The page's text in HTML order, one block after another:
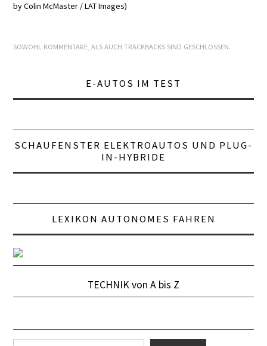
by Colin McMaster / LAT Images)
SOWOHL KOMMENTARE, ALS AUCH TRACKBACKS SIND GESCHLOSSEN.
E-AUTOS IM TEST
SCHAUFENSTER ELEKTROAUTOS UND PLUG-
IN-HYBRIDE
LEXIKON AUTONOMES FAHREN
TECHNIK von A bis Z